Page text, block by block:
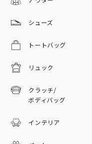
シューズ
トートバッグ
リュック
クラッチ/
ボディバッグ
インテリア